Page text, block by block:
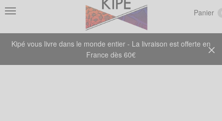
Kipé vous livre dans le monde entier - La livraison est offerte en
France dès 60€
Panier